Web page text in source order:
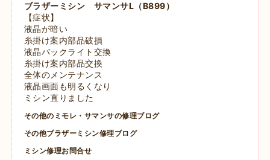
ブラザーミシン サマンサL（B899）
【症状】
液晶が暗い
糸掛け案内部品破損
液晶バックライト交換
糸掛け案内部品交換
全体のメンテナンス
液晶画面も明るくなり
ミシン直りました
その他のミモレ・サマンサの修理ブログ
その他ブラザーミシン修理ブログ
ミシン修理お問合せ